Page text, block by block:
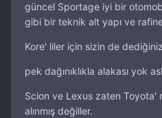
güncel Sportage iyi bir
gibi bir teknik alt yapı ve
Kore' liler için sizin de
pek dağınıklıkla alakası yok
Scion ve Lexus zaten Toyota'
alınmış değiller.